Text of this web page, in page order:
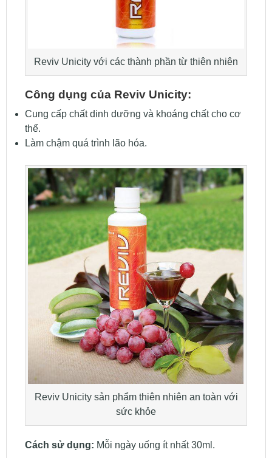
Reviv Unicity với các thành phần từ thiên nhiên
Công dụng của Reviv Unicity:
Cung cấp chất dinh dưỡng và khoáng chất cho cơ
thể.
Làm chậm quá trình lão hóa.
Reviv Unicity sản phẩm thiên nhiên an toàn với
sức khỏe
Cách sử dụng: Mỗi ngày uống ít nhất 30ml.